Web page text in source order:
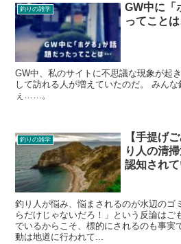
釣りの雑学
GW中に「
ってこと
GW中、私のサイトに不思議な現象が起
して訪れる人が増えていたのだ。 みん
ぇ……。
釣りの雑学
【手提げ
り人の清
認知され
釣り人が悩み、悩まされるのが水辺のゴ
らだけじゃないだろ！」という反論はご
でいるからこそ、標的にされるのも事実
動は地道に行われて...